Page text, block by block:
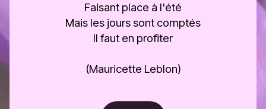
Faisant place à l'été
Mais les jours sont comptés
Il faut en profiter
(Mauricette Leblon)